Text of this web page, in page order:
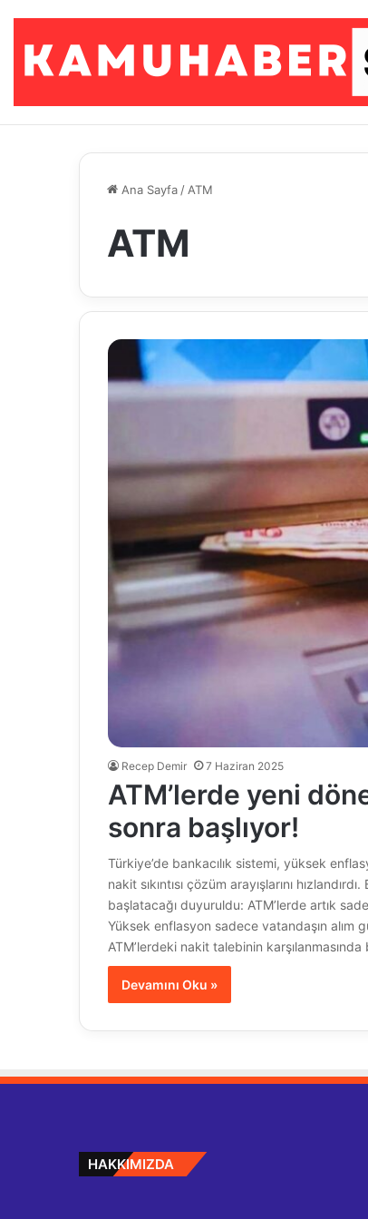
Ana Sayfa / ATM
ATM
Recep Demir 7 Haziran 2025
ATM’lerde yeni
sonra başlıyor!
Türkiye’de bankacılık sistemi, yüksek
nakit sıkıntısı çözüm arayışlarını
başlatacağı duyuruldu: ATM’lerde artık
Yüksek enflasyon sadece vatandaşın alım
ATM’lerdeki nakit talebinin
Devamını Oku »
HAKKIMIZDA